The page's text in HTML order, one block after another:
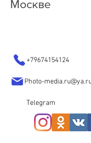
Москве
+79674154124
Photo-
Telegram